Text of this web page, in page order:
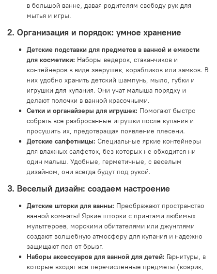
в большой ванне, давая родителям свободу рук для
мытья и игры.
2. Организация и порядок: умное хранение
Детские подставки для предметов в ванной и емкости
для косметики: Наборы ведерок, стаканчиков и
контейнеров в виде зверушек, корабликов или замков. В
них удобно хранить детский шампунь, мыло, губки и
игрушки для купания. Они учат малыша порядку и
делают полочки в ванной красочными.
Сетки и органайзеры для игрушек: Помогают быстро
собрать все разбросанные игрушки после купания и
просушить их, предотвращая появление плесени.
Детские салфетницы: Специальные яркие контейнеры
для влажных салфеток, без которых не обходится ни
один малыш. Удобные, герметичные, с веселым
дизайном, они всегда будут под рукой.
3. Веселый дизайн: создаем настроение
Детские шторки для ванны: Преображают пространство
ванной комнаты! Яркие шторки с принтами любимых
мультгероев, морскими обитателями или джунглями
создают волшебную атмосферу для купания и надежно
защищают пол от брызг.
Наборы аксессуаров для ванной для детей: Гарнитуры, в
которые входят все перечисленные предметы (коврик,